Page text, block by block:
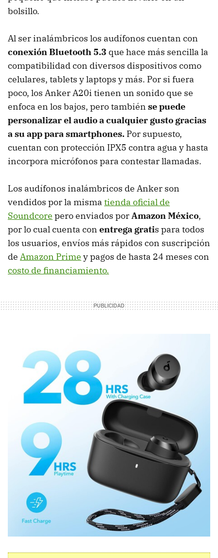
bolsillo.
Al ser inalámbricos los audífonos cuentan con
conexión Bluetooth 5.3 que hace más sencilla la
compatibilidad con diversos dispositivos como
celulares, tablets y laptops y más. Por si fuera
poco, los Anker A20i tienen un sonido que se
enfoca en los bajos, pero también se puede
personalizar el audio a cualquier gusto gracias
a su app para smartphones. Por supuesto,
cuentan con protección IPX5 contra agua y hasta
incorpora micrófonos para contestar llamadas.
Los audífonos inalámbricos de Anker son
vendidos por la misma tienda oficial de
Soundcore pero enviados porAmazon México,
por lo cual cuenta con entrega gratis para todos
los usuarios, envíos más rápidos con suscripción
de Amazon Prime y pagos de hasta 24 meses con
costo de financiamiento.